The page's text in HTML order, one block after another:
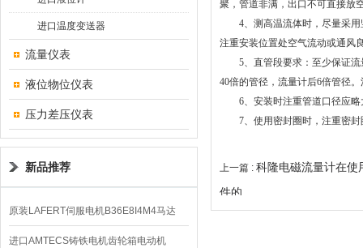
进口温度变送器
流量仪表
液位物位仪表
压力差压仪表
新品推荐
原装LAFERT伺服电机B36E8I4M4马达
B5602价格
进口AMTECS铸铁电机齿轮箱电动机
聚，管道非满，出口不可直接放
4、测高温流体时，尽量采用
注重安装位置处空气流动或通风
5、直管段要求：至少保证流
40倍的管径，流量计后6倍管径
6、安装时注重管道口径应略
7、使用密封圈时，注重密封
上一篇 : 科隆电磁流量计在使
件的